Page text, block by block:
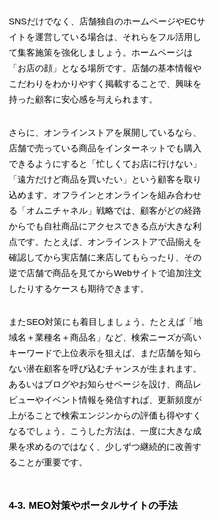
SNSだけでなく、店舗独自のホームページやECサ
イトを運営している場合は、それらをフル活用し
て集客施策を強化しましょう。ホームページは
「お店の顔」となる場所です。店舗の基本情報や
こだわりをわかりやすく掲載することで、興味を
持った顧客に安心感を与えられます。
さらに、オンラインストアを展開しているなら、
店舗で売っている商品をインターネットでも購入
できるようにすると「忙しくてお店に行けない」
「遠方だけど商品を買いたい」という顧客を取り
込めます。オフラインとオンラインを組み合わせ
る「オムニチャネル」戦略では、顧客がどの経路
からでも自社商品にアクセスできる点が大きな利
点です。たとえば、オンラインストアで品揃えを
確認してから実店舗に来店してもらったり、その
逆で店舗で商品を見てからWebサイトで追加注文
したりするケースも期待できます。
またSEO対策にも着目しましょう。たとえば「地
域名＋業種名＋商品名」など、検索ニーズが高い
キーワードで上位表示を狙えば、まだ店舗を知ら
ない潜在顧客を呼び込むチャンスが生まれます。
あるいはブログやお知らせページを設け、商品レ
ビューやイベント情報を発信すれば、更新頻度が
上がることで検索エンジンからの評価も得やすく
なるでしょう。こうした方法は、一度に大きな成
果を求めるのではなく、少しずつ継続的に改善す
ることが重要です。
4-3. MEO対策やポータルサイトの手法